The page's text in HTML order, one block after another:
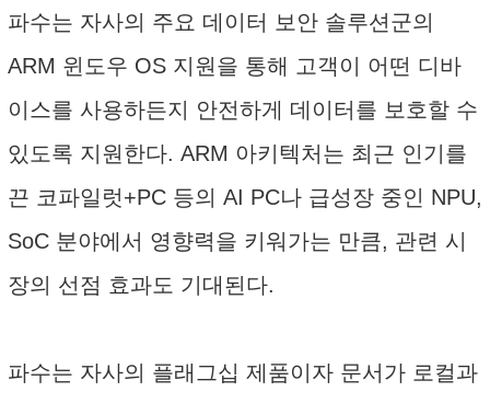
파수는 자사의 주요 데이터 보안 솔루션군의
ARM 윈도우 OS 지원을 통해 고객이 어떤 디바
이스를 사용하든지 안전하게 데이터를 보호할 수
있도록 지원한다. ARM 아키텍처는 최근 인기를
끈 코파일럿+PC 등의 AI PC나 급성장 중인 NPU,
SoC 분야에서 영향력을 키워가는 만큼, 관련 시
장의 선점 효과도 기대된다.
파수는 자사의 플래그십 제품이자 문서가 로컬과